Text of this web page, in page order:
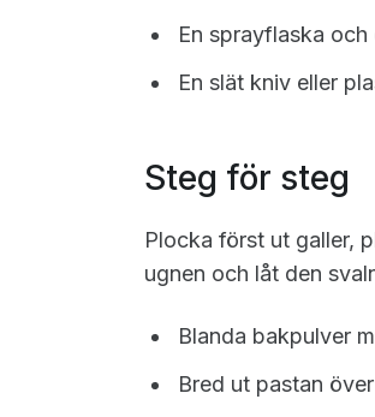
En sprayflaska och
En slät kniv eller
Steg för steg
Plocka först ut galler,
ugnen och låt den
Blanda bakpulver
Bred ut pastan